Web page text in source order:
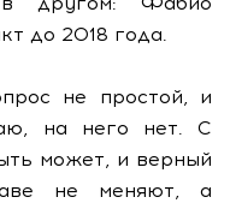
до 2018 года.
не простой, и
на него нет. С
может, и верный
не меняют, а